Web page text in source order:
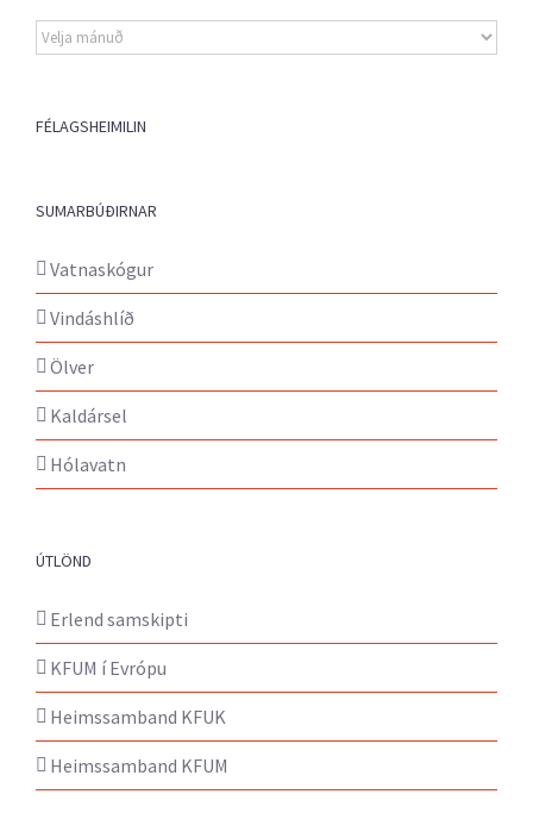
Eldri
fréttir
FÉLAGSHEIMILIN
SUMARBÚÐIRNAR
Vatnaskógur
Vindáshlíð
Ölver
Kaldársel
Hólavatn
ÚTLÖND
Erlend samskipti
KFUM í Evrópu
Heimssamband KFUK
Heimssamband KFUM